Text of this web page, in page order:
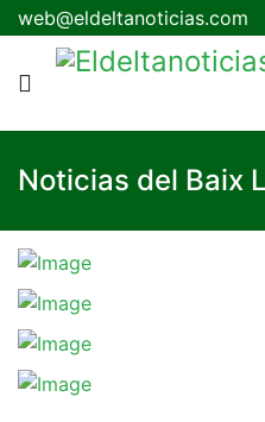
web@eldeltanoticias.com
Noticias del Baix